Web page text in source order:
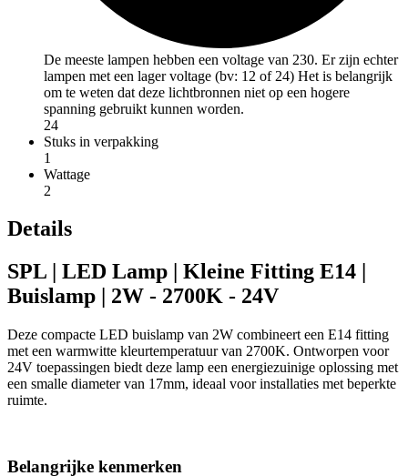
De meeste lampen hebben een voltage van 230. Er zijn echter
lampen met een lager voltage (bv: 12 of 24) Het is belangrijk
om te weten dat deze lichtbronnen niet op een hogere
spanning gebruikt kunnen worden.
24
Stuks in verpakking
1
Wattage
2
Details
SPL | LED Lamp | Kleine Fitting E14 |
Buislamp | 2W - 2700K - 24V
Deze compacte LED buislamp van 2W combineert een E14 fitting
met een warmwitte kleurtemperatuur van 2700K. Ontworpen voor
24V toepassingen biedt deze lamp een energiezuinige oplossing met
een smalle diameter van 17mm, ideaal voor installaties met beperkte
ruimte.
Belangrijke kenmerken